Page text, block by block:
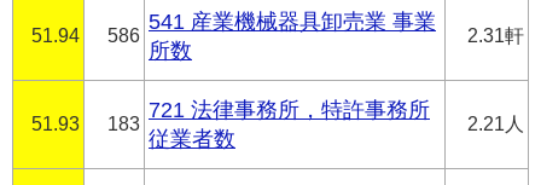
51.94 586
541 産業機械器具卸売業 事業
所数
2.31軒
51.93 183
721 法律事務所，特許事務所
従業者数
2.21人